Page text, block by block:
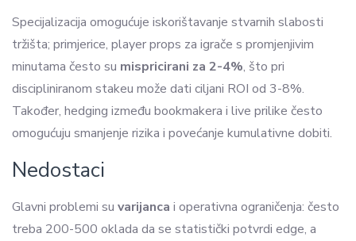
Specijalizacija omogućuje iskorištavanje stvarnih slabosti
tržišta; primjerice, player props za igrače s promjenjivim
minutama često su mispricirani za 2-4%, što pri
discipliniranom stakeu može dati ciljani ROI od 3-8%.
Također, hedging između bookmakera i live prilike često
omogućuju smanjenje rizika i povećanje kumulativne dobiti.
Nedostaci
Glavni problemi su varijanca i operativna ograničenja: često
treba 200-500 oklada da se statistički potvrdi edge, a